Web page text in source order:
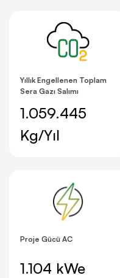
Yıllık Engellenen Toplam
Sera Gazı Salımı
1.059.445
Kg/Yıl
Proje Gücü AC
1.104 kWe